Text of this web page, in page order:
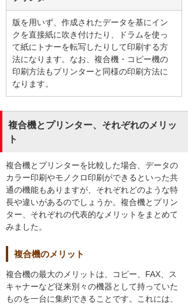
版を用いず、作成されたデータを基にイン
クを直接紙に吹き付けたり、ドラムを使っ
て紙にトナーを転写したりして印刷する方
法になります。なお、複合機・コピー機の
印刷方法もプリンターと同様の印刷方法に
なります。
複合機とプリンター、それぞれのメリッ
ト
複合機とプリンターを比較した場合、データの
カラー印刷やモノクロ印刷ができるといった共
通の機能もありますが、それぞれどのような特
長や違いがあるのでしょうか。複合機とプリン
ター、それぞれの代表的なメリットをまとめて
みました。
複合機のメリット
複合機の最大のメリットは、コピー、FAX、ス
キャナーなど従来別々の機器として持っていた
ものを一台に集約できることです。これには、